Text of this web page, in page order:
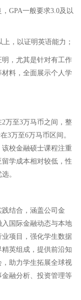
GPA一般要求3.0及以
，以证明英语能力；
，尤其是针对有工作
料，全面展示个人学
万至3万马币之间，整
3万至6万马币区间。
校金融硕士课程注重
学成本相对较低，性
。
结合，涵盖公司金
国际金融动态与本地
项目，强化学生数据
英组成，提供前沿知
助力学生拓展全球视
融分析、投资管理等